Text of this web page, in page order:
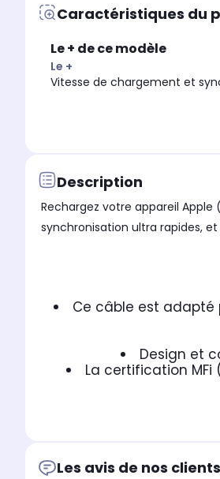
Caractéristiques du
Le + de ce modèle
Le +
Vitesse de chargement et
Description
Rechargez votre appareil
synchronisation ultra rapides,
Ce câble est adapté
Design et
La certification
Les avis de nos clients